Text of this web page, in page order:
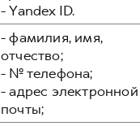
- Yandex ID.
- фамилия, имя,
отчество;
- № телефона;
- адрес электронной
почты;